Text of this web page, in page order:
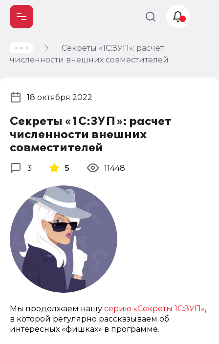
Секреты «1С:ЗУП»: расчет
численности внешних совместителей
Секреты «1С:ЗУП»: расчет
численности внешних
совместителей
18 октября 2022
3 5 11448
Мы продолжаем нашу серию «Секреты 1С:ЗУП»,
в которой регулярно рассказываем об
интересных «фишках» в программе.
Учет и
налогообложение